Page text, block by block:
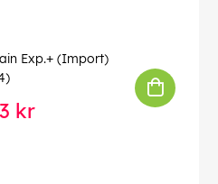
Exp.+ (Import)
kr